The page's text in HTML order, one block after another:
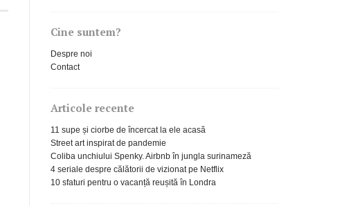
Cine suntem?
Despre noi
Contact
Articole recente
11 supe și ciorbe de încercat la ele acasă
Street art inspirat de pandemie
Coliba unchiului Spenky. Airbnb în jungla surinameză
4 seriale despre călătorii de vizionat pe Netflix
10 sfaturi pentru o vacanță reușită în Londra